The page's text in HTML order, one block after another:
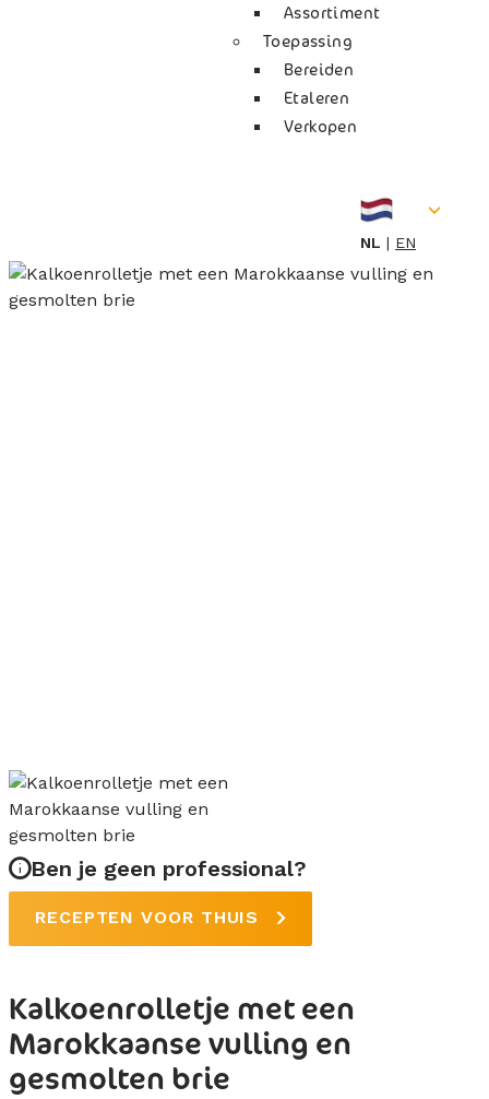
Assortiment
Toepassing
Bereiden
Etaleren
Verkopen
NL EN
Ben je geen professional?
RECEPTEN VOOR THUIS
Kalkoenrolletje met een
Marokkaanse vulling en
gesmolten brie